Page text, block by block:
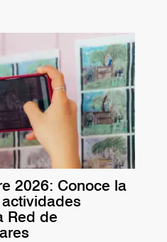
2026: Conoce la
Red de